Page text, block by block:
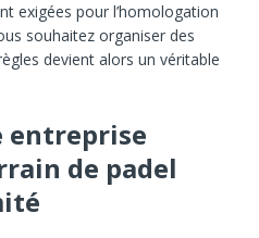
exigées pour l’homologation
souhaitez organiser des
devient alors un véritable
entreprise
de padel